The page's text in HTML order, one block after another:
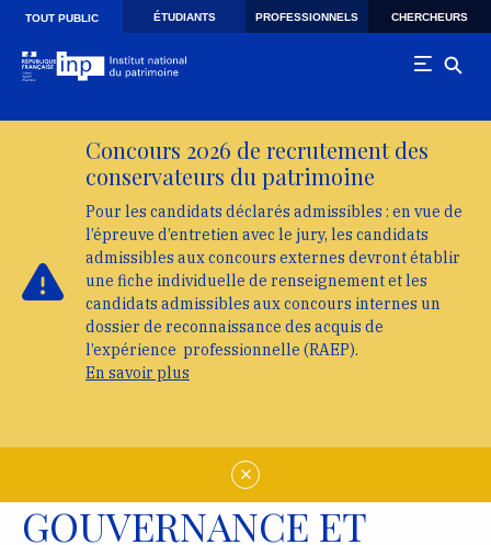
Skip to main navigation
Aller au contenu principal
TOUT PUBLIC ÉTUDIANTS PROFESSIONNELS CHERCHEURS
Concours 2026 de recrutement des
conservateurs du patrimoine
Pour les candidats déclarés admissibles : en vue de
l’épreuve d’entretien avec le jury, les candidats
admissibles aux concours externes devront établir
une fiche individuelle de renseignement et les
candidats admissibles aux concours internes un
dossier de reconnaissance des acquis de
l’expérience professionnelle (RAEP).
En savoir plus
GOUVERNANCE ET